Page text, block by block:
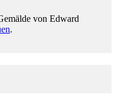
von Edward
.